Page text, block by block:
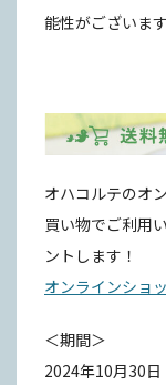
能性がございま
オハコルテのオ
買い物でご利用
ントします！
オンラインショ
＜期間＞
2024年10月30日